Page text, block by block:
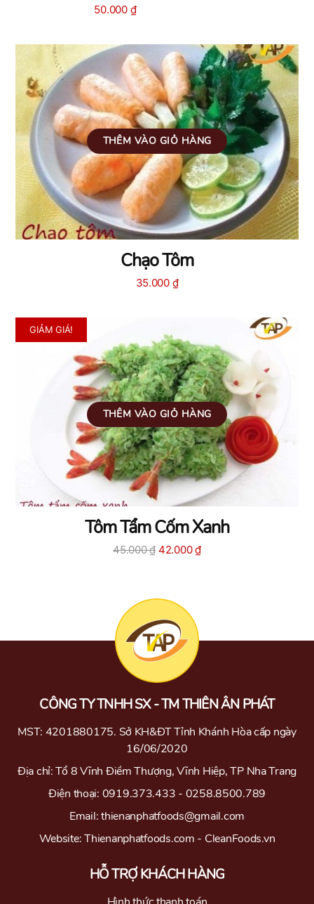
50.000 ₫
Chạo Tôm
35.000 ₫
THÊM VÀO GIỎ HÀNG
GIẢM GIÁ!
Tôm Tẩm Cốm Xanh
45.000₫ Giá
42.000₫Giá
THÊM VÀO GIỎ HÀNG
CÔNG TY TNHH SX - TM THIÊN ÂN PHÁT
MST: 4201880175. Sở KH&ĐT Tỉnh Khánh Hòa cấp ngày
16/06/2020
Địa chỉ: Tổ 8 Vĩnh Điềm Thượng, Vĩnh Hiệp, TP Nha Trang
Điện thoại: 0919.373.433 - 0258.8500.789
Email: thienanphatfoods@gmail.com
Website: Thienanphatfoods.com - CleanFoods.vn
HỖ TRỢ KHÁCH HÀNG